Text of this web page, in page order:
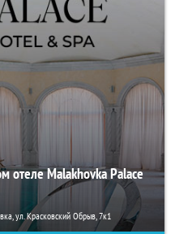
отеле Malakhovka Palace
ул. Красковский Обрыв, 7к1